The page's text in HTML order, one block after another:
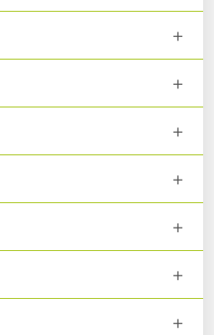
+
+
+
+
+
+
+